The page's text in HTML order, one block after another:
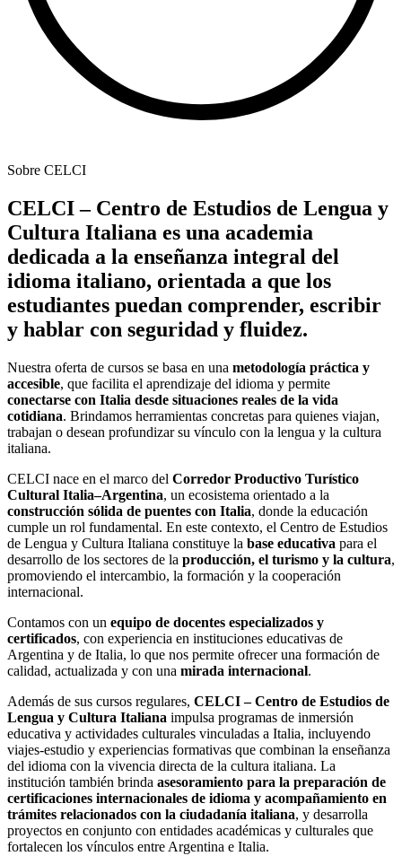
Sobre CELCI
CELCI – Centro de Estudios de Lengua y
Cultura Italiana es una academia
dedicada a la enseñanza integral del
idioma italiano, orientada a que los
estudiantes puedan comprender, escribir
y hablar con seguridad y fluidez.
Nuestra oferta de cursos se basa en una metodología práctica y
accesible, que facilita el aprendizaje del idioma y permite
conectarse con Italia desde situaciones reales de la vida
cotidiana. Brindamos herramientas concretas para quienes viajan,
trabajan o desean profundizar su vínculo con la lengua y la cultura
italiana.
CELCI nace en el marco del Corredor Productivo Turístico
Cultural Italia–Argentina, un ecosistema orientado a la
construcción sólida de puentes con Italia, donde la educación
cumple un rol fundamental. En este contexto, el Centro de Estudios
de Lengua y Cultura Italiana constituye la base educativa para el
desarrollo de los sectores de la producción, el turismo y la cultura,
promoviendo el intercambio, la formación y la cooperación
internacional.
Contamos con un equipo de docentes especializados y
certificados, con experiencia en instituciones educativas de
Argentina y de Italia, lo que nos permite ofrecer una formación de
calidad, actualizada y con una mirada internacional.
Además de sus cursos regulares, CELCI – Centro de Estudios de
Lengua y Cultura Italiana impulsa programas de inmersión
educativa y actividades culturales vinculadas a Italia, incluyendo
viajes-estudio y experiencias formativas que combinan la enseñanza
del idioma con la vivencia directa de la cultura italiana. La
institución también brinda asesoramiento para la preparación de
certificaciones internacionales de idioma y acompañamiento en
trámites relacionados con la ciudadanía italiana, y desarrolla
proyectos en conjunto con entidades académicas y culturales que
fortalecen los vínculos entre Argentina e Italia.